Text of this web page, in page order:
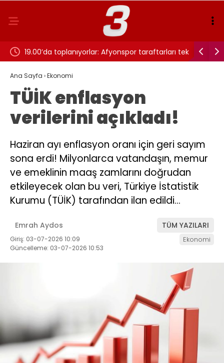
19.00’da toplanıyorlar: Afyonspor taraftarları tek
yürek!
tv100
Ana Sayfa ›Ekonomi
TÜİK enflasyon
verilerini açıkladı!
Haziran ayı enflasyon oranı için geri sayım
sona erdi! Milyonlarca vatandaşın, memur
ve emeklinin maaş zamlarını doğrudan
etkileyecek olan bu veri, Türkiye İstatistik
Kurumu (TÜİK) tarafından ilan edildi…
Emrah Aydos TÜM YAZILARI
Giriş: 03-07-2026 10:09
Güncelleme: 03-07-2026 10:53
Ekonomi